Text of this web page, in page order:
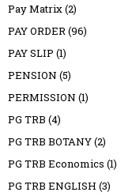
Pay Matrix(2)
PAY ORDER(96)
PAY SLIP (1)
PENSION (5)
PERMISSION (1)
PG TRB (4)
PG TRB BOTANY(2)
PG TRB Economics (1)
PG TRB ENGLISH (3)